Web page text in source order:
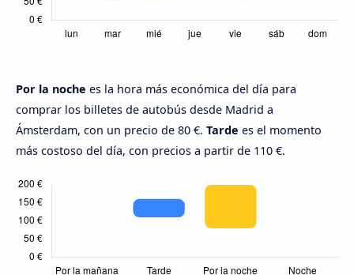
Por la noche es la hora más económica del día para
comprar los billetes de autobús desde Madrid a
Ámsterdam, con un precio de 80 €. Tarde es el momento
más costoso del día, con precios a partir de 110 €.